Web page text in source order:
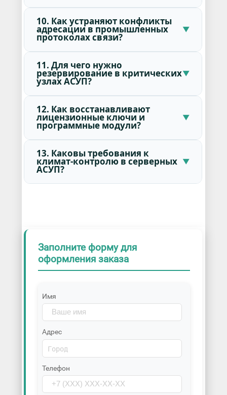
10. Как устраняют конфликты
адресации в промышленных
протоколах связи?
11. Для чего нужно
резервирование в критических
узлах АСУП?
12. Как восстанавливают
лицензионные ключи и
программные модули?
13. Каковы требования к
климат-контролю в серверных
АСУП?
Заполните форму для
оформления заказа
Имя
Адрес
Телефон